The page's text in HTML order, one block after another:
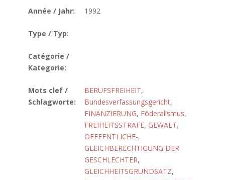
Année / Jahr: 1992
Type / Typ:
Catégorie /
Kategorie:
Mots clef /
Schlagworte:
BERUFSFREIHEIT,
Bundesverfassungsgericht,
FINANZIERUNG, Föderalismus,
FREIHEITSSTRAFE, GEWALT,
OEFFENTLICHE-,
GLEICHBERECHTIGUNG DER
GESCHLECHTER,
GLEICHHEITSGRUNDSATZ,